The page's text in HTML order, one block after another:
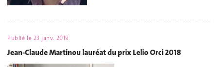
Publié le 23 janv. 2019
Jean-Claude Martinou lauréat du prix Lelio Orci 2018